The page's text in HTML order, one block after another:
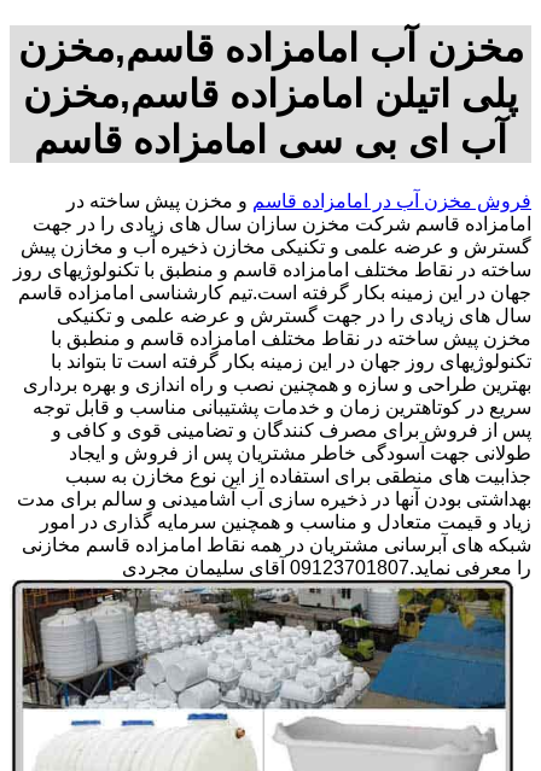
مخزن آب امامزاده قاسم,مخزن
پلی اتیلن امامزاده قاسم,مخزن
آب ای بی سی امامزاده قاسم
فروش مخزن آب در امامزاده قاسم و مخزن پیش ساخته در
امامزاده قاسم شرکت مخزن سازان سال های زیادی را در جهت
گسترش و عرضه علمی و تکنیکی مخازن ذخیره آب و مخازن پیش
ساخته در نقاط مختلف امامزاده قاسم و منطبق با تکنولوژیهای روز
جهان در این زمینه بکار گرفته است.تیم کارشناسی امامزاده قاسم
سال های زیادی را در جهت گسترش و عرضه علمی و تکنیکی
مخزن پیش ساخته در نقاط مختلف امامزاده قاسم و منطبق با
تکنولوژیهای روز جهان در این زمینه بکار گرفته است تا بتواند با
بهترین طراحی و سازه و همچنین نصب و راه اندازی و بهره برداری
سریع در کوتاهترین زمان و خدمات پشتیبانی مناسب و قابل توجه
پس از فروش برای مصرف کنندگان و تضامینی قوی و کافی و
طولانی جهت آسودگی خاطر مشتریان پس از فروش و ایجاد
جذابیت های منطقی برای استفاده از این نوع مخازن به سبب
بهداشتی بودن آنها در ذخیره سازی آب آشامیدنی و سالم برای مدت
زیاد و قیمت متعادل و مناسب و همچنین سرمایه گذاری در امور
شبکه های آبرسانی مشتریان در همه نقاط امامزاده قاسم مخازنی
را معرفی نماید.09123701807 آقای سلیمان مجردی